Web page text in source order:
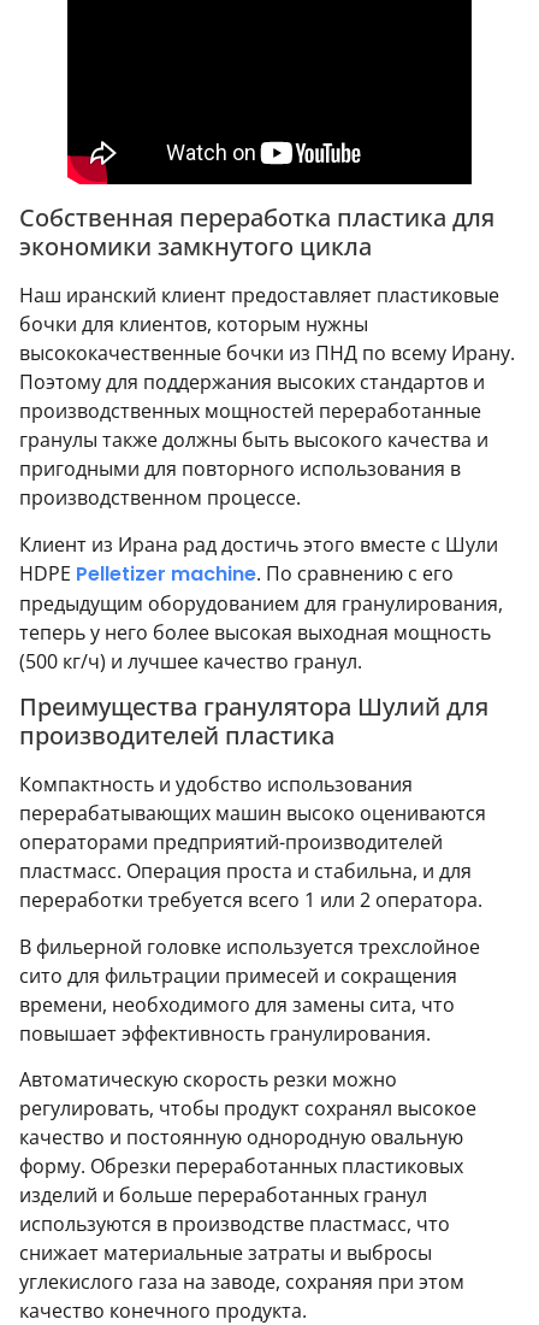
Собственная переработка пластика для
экономики замкнутого цикла
Наш иранский клиент предоставляет пластиковые
бочки для клиентов, которым нужны
высококачественные бочки из ПНД по всему Ирану.
Поэтому для поддержания высоких стандартов и
производственных мощностей переработанные
гранулы также должны быть высокого качества и
пригодными для повторного использования в
производственном процессе.
Клиент из Ирана рад достичь этого вместе с Шули
HDPE Pelletizer machine. По сравнению с его
предыдущим оборудованием для гранулирования,
теперь у него более высокая выходная мощность
(500 кг/ч) и лучшее качество гранул.
Преимущества гранулятора Шулий для
производителей пластика
Компактность и удобство использования
перерабатывающих машин высоко оцениваются
операторами предприятий-производителей
пластмасс. Операция проста и стабильна, и для
переработки требуется всего 1 или 2 оператора.
В фильерной головке используется трехслойное
сито для фильтрации примесей и сокращения
времени, необходимого для замены сита, что
повышает эффективность гранулирования.
Автоматическую скорость резки можно
регулировать, чтобы продукт сохранял высокое
качество и постоянную однородную овальную
форму. Обрезки переработанных пластиковых
изделий и больше переработанных гранул
используются в производстве пластмасс, что
снижает материальные затраты и выбросы
углекислого газа на заводе, сохраняя при этом
качество конечного продукта.